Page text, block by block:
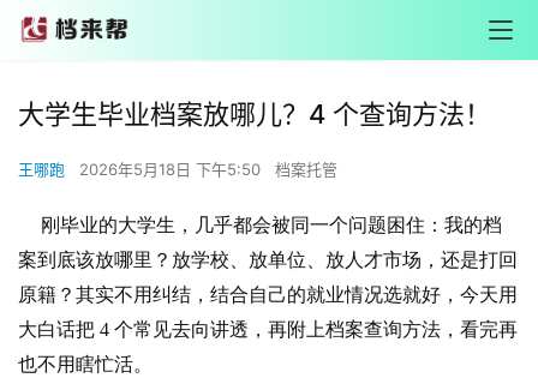
大学生毕业档案放哪儿？4 个查询方法！
王哪跑 2026年5月18日 下午5:50 档案托管
刚毕业的大学生，几乎都会被同一个问题困住：我的档
案到底该放哪里？放学校、放单位、放人才市场，还是打回
原籍？其实不用纠结，结合自己的就业情况选就好，今天用
大白话把 4 个常见去向讲透，再附上档案查询方法，看完再
也不用瞎忙活。